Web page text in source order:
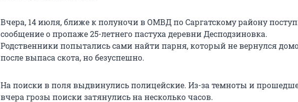
Вчера, 14 июля, ближе к полуночи в ОМВД по Саргатскому району
сообщение о пропаже 25-летнего пастуха деревни Десподзиновка.
Родственники попытались сами найти парня, который не вернулся
после выпаса скота, но безуспешно.
На поиски в поля выдвинулись полицейские. Из-за темноты и
вчера грозы поиски затянулись на несколько часов.